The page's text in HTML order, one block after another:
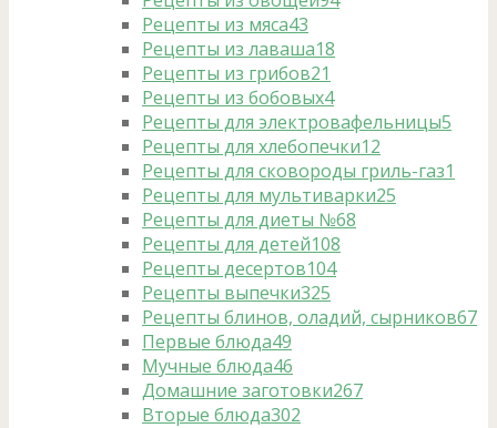
Рецепты из мяса43
Рецепты из лаваша18
Рецепты из грибов21
Рецепты из бобовых4
Рецепты для электровафельницы5
Рецепты для хлебопечки12
Рецепты для сковороды гриль-газ1
Рецепты для мультиварки25
Рецепты для диеты №68
Рецепты для детей108
Рецепты десертов104
Рецепты выпечки325
Рецепты блинов, оладий, сырников67
Первые блюда49
Мучные блюда46
Домашние заготовки267
Вторые блюда302